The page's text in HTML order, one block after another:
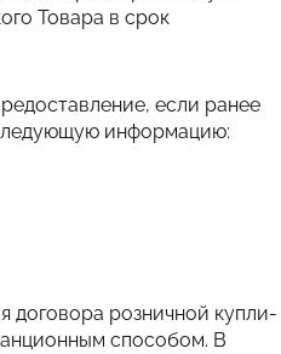
Товара в срок
если ранее
информацию:
договора розничной купли-
способом. В